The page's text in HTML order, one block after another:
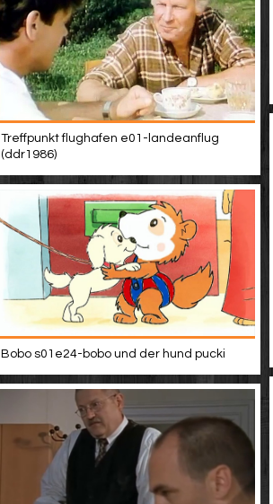
Treffpunkt flughafen e01-landeanflug
(ddr1986)
Bobo s01e24-bobo und der hund pucki